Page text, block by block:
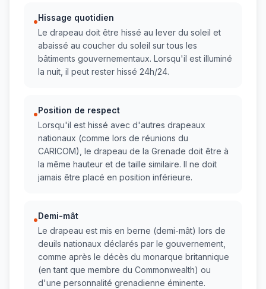
•Hissage quotidien
Le drapeau doit être hissé au lever du soleil et
abaissé au coucher du soleil sur tous les
bâtiments gouvernementaux. Lorsqu'il est illuminé
la nuit, il peut rester hissé 24h/24.
•Position de respect
Lorsqu'il est hissé avec d'autres drapeaux
nationaux (comme lors de réunions du
CARICOM), le drapeau de la Grenade doit être à
la même hauteur et de taille similaire. Il ne doit
jamais être placé en position inférieure.
•Demi-mât
Le drapeau est mis en berne (demi-mât) lors de
deuils nationaux déclarés par le gouvernement,
comme après le décès du monarque britannique
(en tant que membre du Commonwealth) ou
d'une personnalité grenadienne éminente.